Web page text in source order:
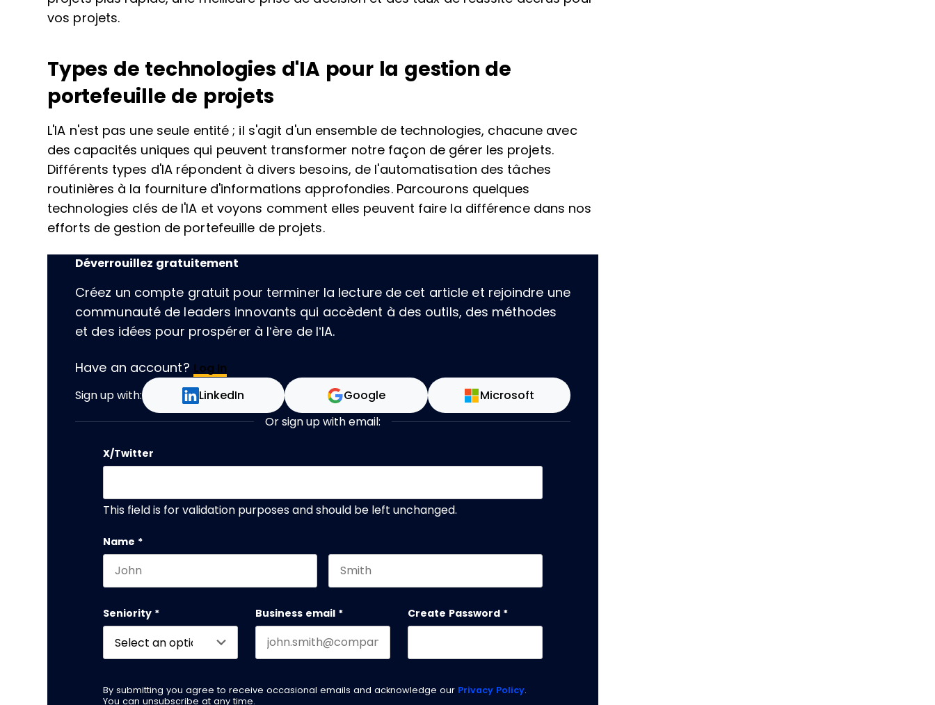
vos projets.
Types de technologies d'IA pour la gestion de
portefeuille de projets
L'IA n'est pas une seule entité ; il s'agit d'un ensemble de technologies, chacune avec
des capacités uniques qui peuvent transformer notre façon de gérer les projets.
Différents types d'IA répondent à divers besoins, de l'automatisation des tâches
routinières à la fourniture d'informations approfondies. Parcourons quelques
technologies clés de l'IA et voyons comment elles peuvent faire la différence dans nos
efforts de gestion de portefeuille de projets.
Déverrouillez gratuitement
Créez un compte gratuit pour terminer la lecture de cet article et rejoindre une
communauté de leaders innovants qui accèdent à des outils, des méthodes
et des idées pour prospérer à l’ère de l’IA.
Have an account? Log In
Sign up with: LinkedIn Google Microsoft
Or sign up with email:
X/Twitter
This field is for validation purposes and should be left unchanged.
Name *
Seniority * Business email * Create Password *
By submitting you agree to receive occasional emails and acknowledge our Privacy Policy.
You can unsubscribe at any time.